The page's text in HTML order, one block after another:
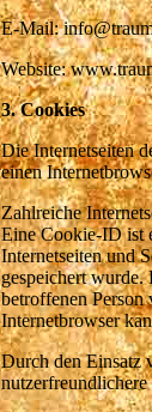
E-Mail:
Website:
3. Cookies
Die Internetseiten
einen
Zahlreiche
Eine Cookie-ID ist
Internetseiten und
gespeichert wurde.
betroffenen Person
Internetbrowser
Durch den Einsatz